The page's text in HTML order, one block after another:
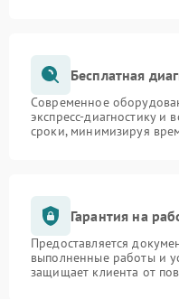
Бесплатная
Современное
экспресс-диагностику и
сроки, минимизируя
Гарантия на
Предоставляется
выполненные работы и
защищает клиента от